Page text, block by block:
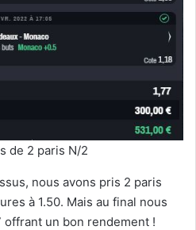
de 2 paris N/2
nous avons pris 2 paris
à 1.50. Mais au final nous
offrant un bon rendement !